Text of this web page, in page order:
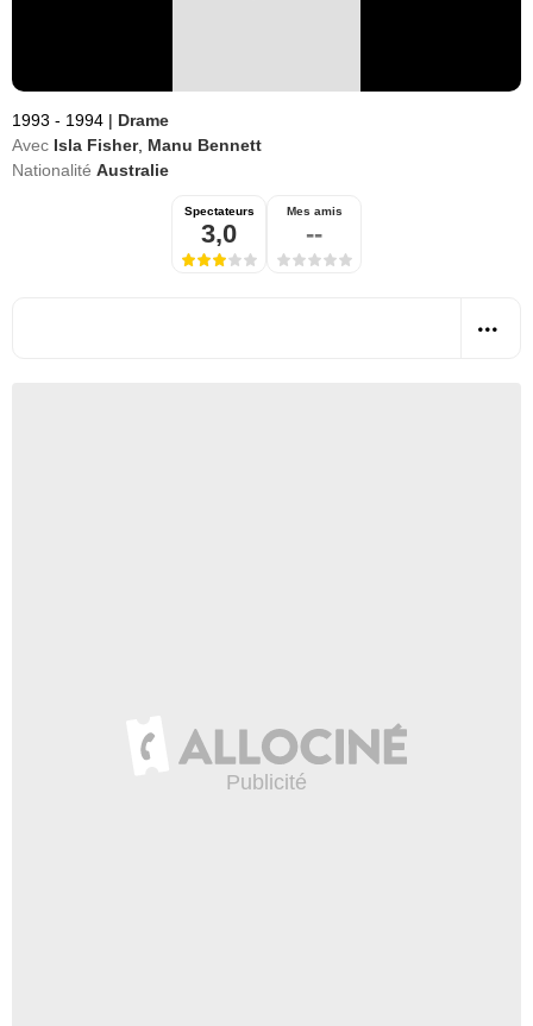
1993 - 1994 | Drame
Avec Isla Fisher, Manu Bennett
Nationalité Australie
Spectateurs
3,0
Mes amis
--